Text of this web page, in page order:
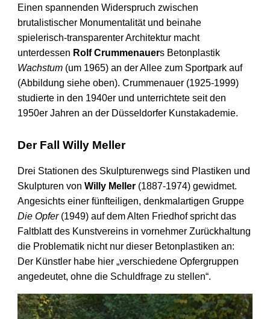
Einen spannenden Widerspruch zwischen
brutalistischer Monumen­talität und beinahe
spielerisch-transparenter Architektur macht
unterdessen Rolf Crummenauers Betonplastik
Wachstum(um 1965) an der Allee zum Sportpark auf
(Abbildung siehe oben). Crummenauer (1925-1999)
studierte in den 1940er und unterrichtete seit den
1950er Jahren an der Düssel­dorfer Kunst­akademie.
Der Fall Willy Meller
Drei Stationen des Skulpturen­wegs sind Plastiken und
Skulpturen von Willy Meller(1887-1974) gewidmet.
Angesichts einer fünf­teiligen, denkmalartigen Gruppe
Die Opfer(1949) auf dem Alten Friedhof spricht das
Faltblatt des Kunstvereins in vornehmer Zurückhaltung
die Problematik nicht nur dieser Beton­plastiken an:
Der Künstler habe hier „verschiedene Opfer­gruppen
angedeutet, ohne die Schuld­frage zu stellen“.